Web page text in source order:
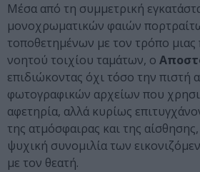
Μέσα από τη συμμετρική
μονοχρωματικών φαιών
τοποθετημένων με τον τρόπο
νοητού τοιχίου ταμάτων, ο
επιδιώκοντας όχι τόσο την πιστή
φωτογραφικών αρχείων που
αφετηρία, αλλά κυρίως
της ατμόσφαιρας και της αίσθησης,
ψυχική συνομιλία των
με τον θεατή.